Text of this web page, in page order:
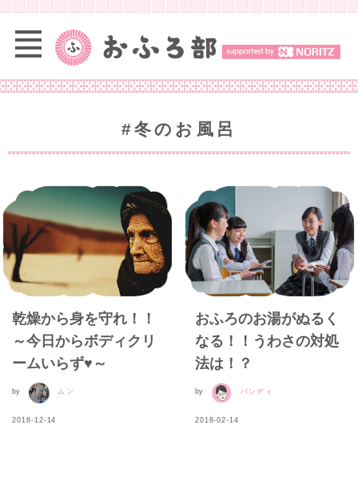
#冬のお風呂
乾燥から身を守れ！！
～今日からボディクリ
ームいらず♥～
by ムン
2018-12-14
おふろのお湯がぬるく
なる！！うわさの対処
法は！？
by バンディ
2018-02-14